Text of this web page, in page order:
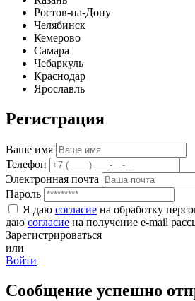
Ростов-на-Дону
Челябинск
Кемерово
Самара
Чебаркуль
Краснодар
Ярославль
Регистрация
Ваше имя
Телефон
Электронная почта
Пароль
Я даю согласие на обработку
даю согласие на получение e-mail
Зарегистрироваться
или
Войти
Сообщение успешно